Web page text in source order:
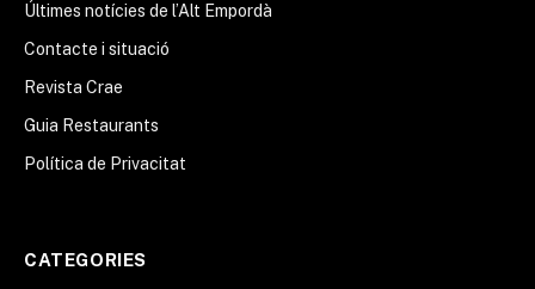
Últimes notícies de l’Alt Empordà
Contacte i situació
Revista Crae
Guia Restaurants
Política de Privacitat
CATEGORIES